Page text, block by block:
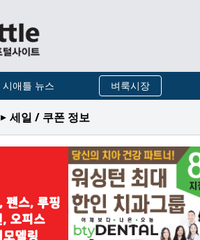
시애틀 뉴스 벼룩시장
▸ 세일 / 쿠폰 정보